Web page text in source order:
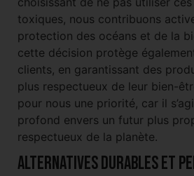
toxiques, nous contribuons
protection des océans et de la
cette décision protège
clients, en garantissant des
plus respectueux de leur bien-
pour nous une priorité, car il
profond envers un futur plus
respectueux de la planète.
Alternatives durables et